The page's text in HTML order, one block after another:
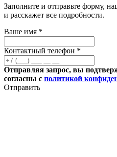
Заполните и отправьте форму,
и расскажет все подробности.
Ваше имя *
Контактный телефон *
Отправляя запрос, вы
согласны с политикой
Отправить